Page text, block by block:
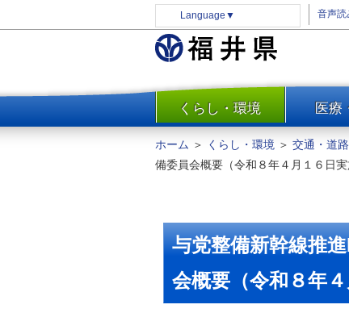
Language ▼ 音声読
一覧
くらし・環境 医療
防災
安全安心
住まい・土地
環境問題・廃棄物対策・リサ
イクル
まちづくり
ホーム ＞ くらし・環境 ＞ 交通・道路
備委員会概要（令和８年４月１６日実
与党整備新幹線推
会概要（令和８年４